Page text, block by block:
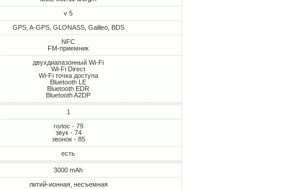
v 5
GPS, A-GPS, GLONASS, Galileo, BDS
NFC
FM-приемник
двухдиапазонный Wi-Fi
Wi-Fi Direct
Wi-Fi точка доступа
Bluetooth LE
Bluetooth EDR
Bluetooth A2DP
1
голос - 79
звук - 74
звонок - 85
есть
3000 mAh
литий-ионная, несъемная